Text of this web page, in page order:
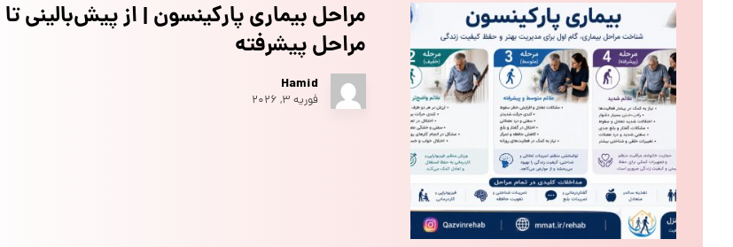
مراحل بیماری پارکینسون | از پیش‌بالینی تا
مراحل پیشرفته
Hamid
فوریه ۳, ۲۰۲۶